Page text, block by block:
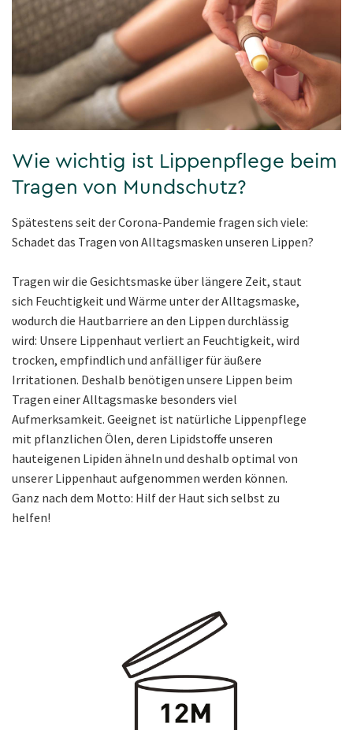
Wie wichtig ist Lippenpflege beim
Tragen von Mundschutz?
Spätestens seit der Corona-Pandemie fragen sich viele:
Schadet das Tragen von Alltagsmasken unseren Lippen?
Tragen wir die Gesichtsmaske über längere Zeit, staut
sich Feuchtigkeit und Wärme unter der Alltagsmaske,
wodurch die Hautbarriere an den Lippen durchlässig
wird: Unsere Lippenhaut verliert an Feuchtigkeit, wird
trocken, empfindlich und anfälliger für äußere
Irritationen. Deshalb benötigen unsere Lippen beim
Tragen einer Alltagsmaske besonders viel
Aufmerksamkeit. Geeignet ist natürliche Lippenpflege
mit pflanzlichen Ölen, deren Lipidstoffe unseren
hauteigenen Lipiden ähneln und deshalb optimal von
unserer Lippenhaut aufgenommen werden können.
Ganz nach dem Motto: Hilf der Haut sich selbst zu
helfen!